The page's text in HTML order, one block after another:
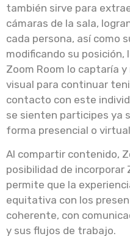
también sirve para
cámaras de la sala,
cada persona, así como
modificando su
Zoom Room lo captaría
visual para continuar
contacto con este
se sienten participes ya
forma presencial o
Al compartir contenido,
posibilidad de incorporar
permite que la
equitativa con los
coherente, con
y sus flujos de trabajo.